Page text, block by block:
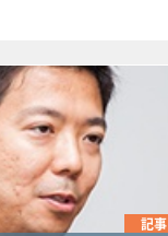
記事